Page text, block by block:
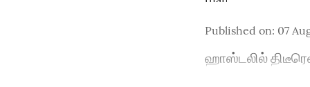
Published on: 07
ஹாஸ்டலில்